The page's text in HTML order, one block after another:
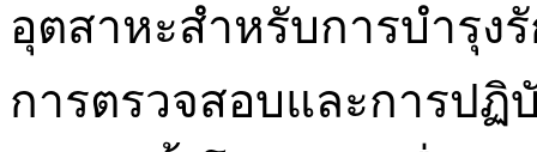
อุตสาหะสำหรับการบำรุ
การตรวจสอบและการปฏิ